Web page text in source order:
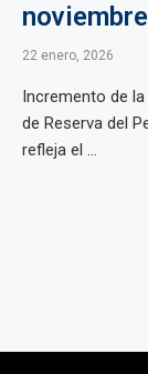
22 enero, 2026
Incremento de
de Reserva del
refleja el ...